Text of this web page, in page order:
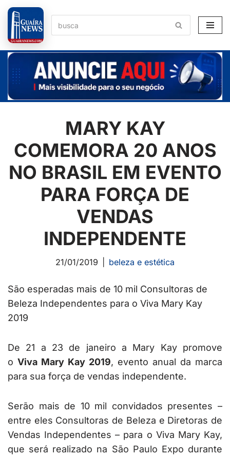
Pular
para
o
conteúdo
MARY KAY
COMEMORA 20 ANOS
NO BRASIL EM EVENTO
PARA FORÇA DE
VENDAS
INDEPENDENTE
21/01/2019 beleza e estética
São esperadas mais de 10 mil Consultoras de
Beleza Independentes para o Viva Mary Kay
2019
De 21 a 23 de janeiro a Mary Kay promove
o Viva Mary Kay 2019, evento anual da marca
para sua força de vendas independente.
Serão mais de 10 mil convidados presentes –
entre eles Consultoras de Beleza e Diretoras de
Vendas Independentes – para o Viva Mary Kay,
que será realizado na São Paulo Expo durante